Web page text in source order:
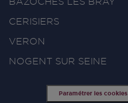
CERISIERS
VERON
NOGENT SUR SEINE
Paramétrer les cookies